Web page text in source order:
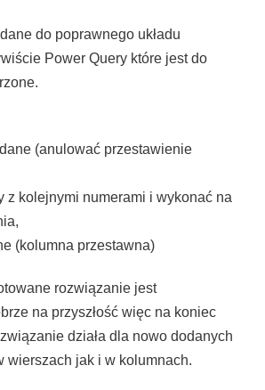
do poprawnego układu
Power Query które jest do
(anulować przestawienie
z kolejnymi numerami i wykonać na
(kolumna przestawna)
rozwiązanie jest
na przyszłość więc na koniec
działa dla nowo dodanych
wierszach jak i w kolumnach.